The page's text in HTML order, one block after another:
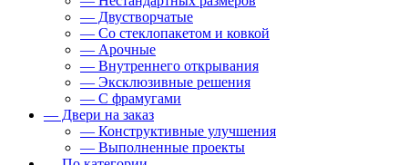
— Двустворчатые
— Со стеклопакетом и ковкой
— Арочные
— Внутреннего открывания
— Эксклюзивные решения
— С фрамугами
— Двери на заказ
— Конструктивные улучшения
— Выполненные проекты